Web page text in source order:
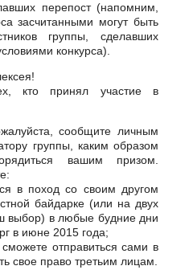
перепост (напомним,
засчитанными могут быть
группы, сделавших
конкурса).
кто принял участие в
сообщите личным
группы, каким образом
вашим призом.
в поход со своим другом
байдарке (или на двух
выбор) в любые будние дни
в июне 2015 года;
отправиться сами в
свое право третьим лицам.